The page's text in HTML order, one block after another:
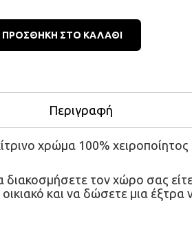
ΠΡΟΣΘΗΚΗ ΣΤΟ ΚΑΛΑΘΙ
Περιγραφή
χρώμα 100%
τον χώρο σας
οικιακό και να δώσετε μια έξτρα